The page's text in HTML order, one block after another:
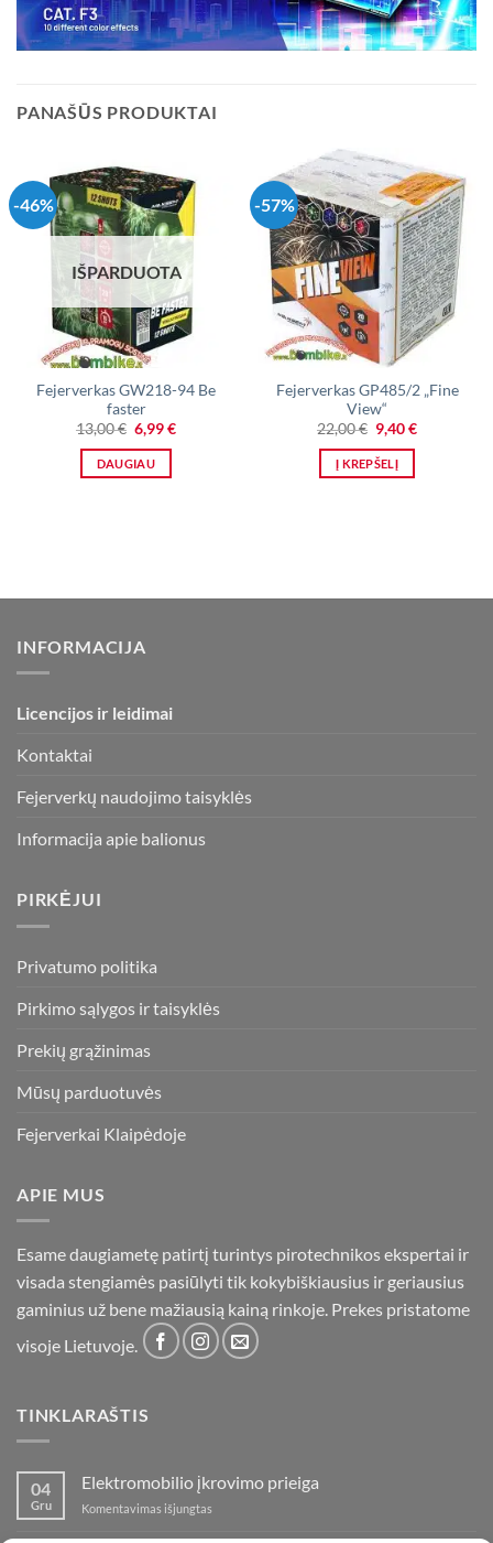
PANAŠŪS PRODUKTAI
-46%
IŠPARDUOTA
Fejerverkas GW218-94 Be
faster
13,00€ Original
price
was:
13,00 €.
6,99€Current
DAUGIAU
-57%
Fejerverkas GP485/2 „Fine
View“
22,00€ Original
price
was:
22,00 €.
9,40€Current
Į KREPŠELĮ
INFORMACIJA
Licencijos ir leidimai
Kontaktai
Fejerverkų naudojimo taisyklės
Informacija apie balionus
PIRKĖJUI
Privatumo politika
Pirkimo sąlygos ir taisyklės
Prekių grąžinimas
Mūsų parduotuvės
Fejerverkai Klaipėdoje
APIE MUS
Esame daugiametę patirtį turintys pirotechnikos ekspertai ir
visada stengiamės pasiūlyti tik kokybiškiausius ir geriausius
gaminius už bene mažiausią kainą rinkoje. Prekes pristatome
visoje Lietuvoje.
TINKLARAŠTIS
04
Gru
Elektromobilio įkrovimo prieiga
Komentavimas išjungtas